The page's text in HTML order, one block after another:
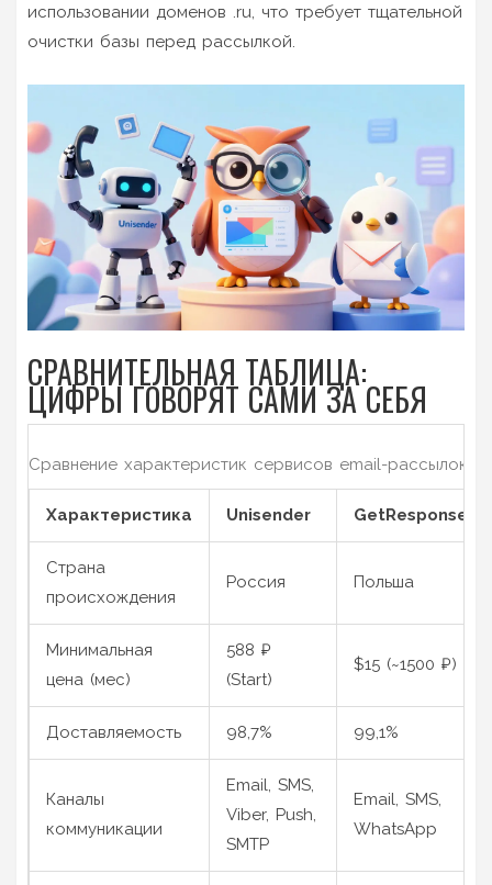
использовании доменов .ru, что требует тщательной
очистки базы перед рассылкой.
СРАВНИТЕЛЬНАЯ ТАБЛИЦА:
ЦИФРЫ ГОВОРЯТ САМИ ЗА СЕБЯ
Сравнение характеристик сервисов email-рассылок
Характеристика Unisender GetResponse
Страна
происхождения
Россия Польша
Минимальная
цена (мес)
588 ₽
(Start)
$15 (~1500 ₽)
Доставляемость 98,7% 99,1%
Каналы
коммуникации
Email, SMS,
Viber, Push,
SMTP
Email, SMS,
WhatsApp